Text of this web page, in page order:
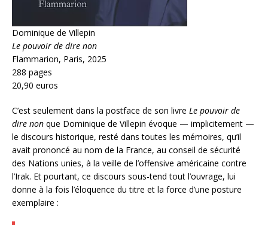
Dominique de Villepin
Le pouvoir de dire non
Flammarion, Paris, 2025
288 pages
20,90 euros
C’est seulement dans la postface de son livre Le pouvoir de
dire non que Dominique de Villepin évoque — implicitement —
le discours historique, resté dans toutes les mémoires, qu’il
avait prononcé au nom de la France, au conseil de sécurité
des Nations unies, à la veille de l’offensive américaine contre
l’Irak. Et pourtant, ce discours sous-tend tout l’ouvrage, lui
donne à la fois l’éloquence du titre et la force d’une posture
exemplaire :